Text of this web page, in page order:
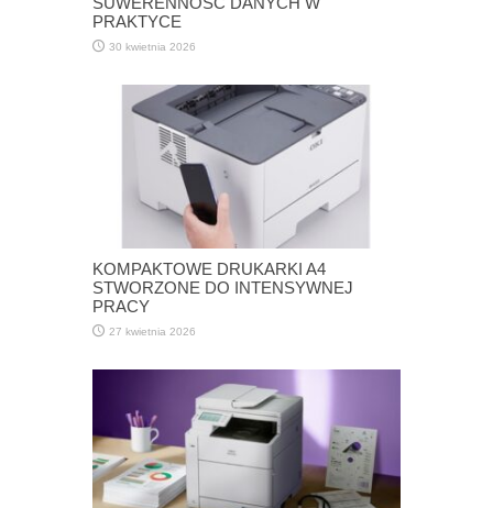
PRAKTYCE
30 kwietnia 2026
KOMPAKTOWE DRUKARKI A4
STWORZONE DO INTENSYWNEJ
PRACY
27 kwietnia 2026